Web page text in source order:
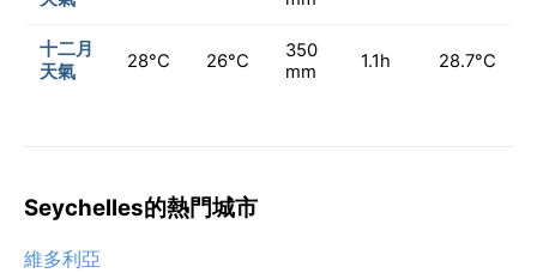
十二月
天氣
28°C 26°C
350
mm
1.1h 28.7°C
Seychelles的熱門城市
維多利亞